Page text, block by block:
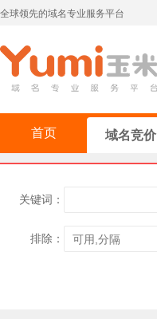
全球领先的域名专业服务平台
首页 域名竞价
关键词：
排除：